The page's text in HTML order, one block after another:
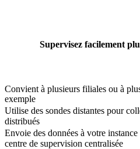
Supervisez facilement
Convient à plusieurs filiales ou à
exemple
Utilise des sondes distantes pour
distribués
Envoie des données à votre
centre de supervision centralisée